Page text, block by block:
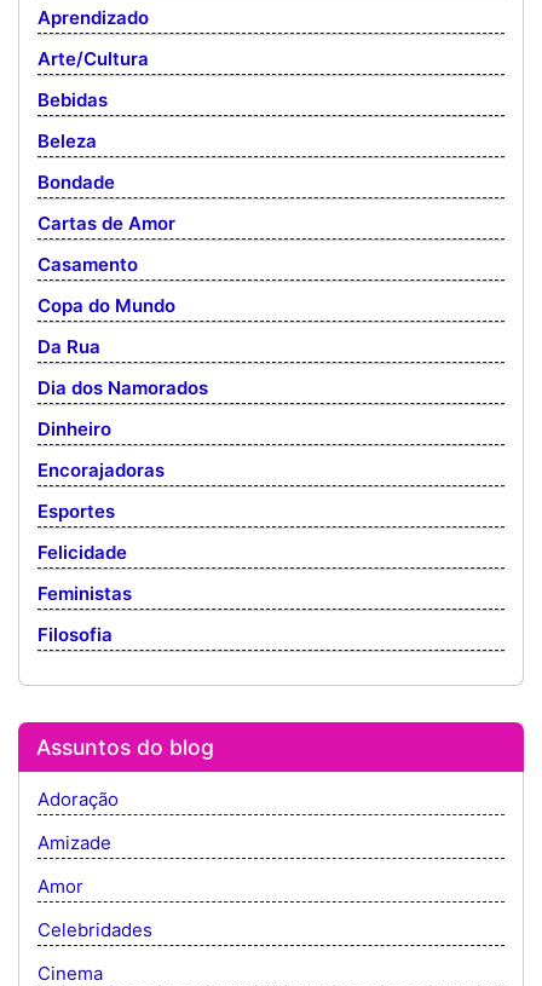
Aprendizado
Arte/Cultura
Bebidas
Beleza
Bondade
Cartas de Amor
Casamento
Copa do Mundo
Da Rua
Dia dos Namorados
Dinheiro
Encorajadoras
Esportes
Felicidade
Feministas
Filosofia
Assuntos do blog
Adoração
Amizade
Amor
Celebridades
Cinema